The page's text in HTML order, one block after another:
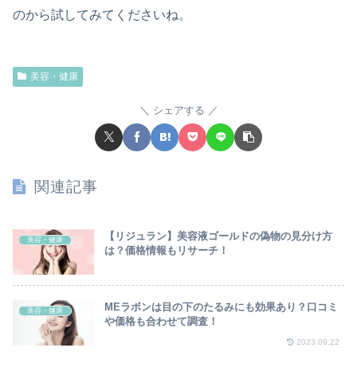
のから試してみてくださいね。
美容・健康
シェアする
関連記事
美容・健康
【リジュラン】美容液ゴールドの偽物の見分け方
は？価格情報もリサーチ！
美容・健康
MEラボンは目の下のたるみにも効果あり？口コミ
や価格も合わせて調査！
2023.09.22